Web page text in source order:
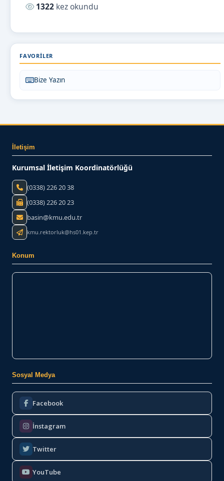
Okunma sayısı:
1322 kez okundu
FAVORILER
Bize Yazın
İletişim
Kurumsal İletişim Koordinatörlüğü
(0338) 226 20 38
(0338) 226 20 23
basin@kmu.edu.tr
kmu.rektorluk@hs01.kep.tr
Konum
Sosyal Medya
Facebook
İnstagram
Twitter
YouTube